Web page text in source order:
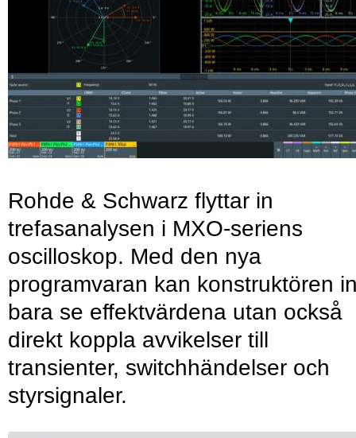
Rohde & Schwarz flyttar in
trefasanalysen i MXO-seriens
oscilloskop. Med den nya
programvaran kan konstruktören
bara se effektvärdena utan också
direkt koppla avvikelser till
transienter, switchhändelser och
styrsignaler.